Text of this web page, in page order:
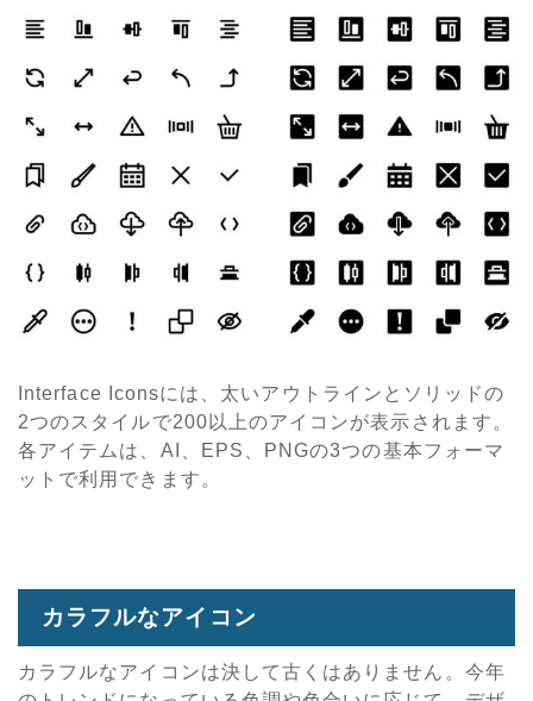
Interface Iconsには、太いアウトラインとソリッドの
2つのスタイルで200以上のアイコンが表示されます。
各アイテムは、AI、EPS、PNGの3つの基本フォーマ
ットで利用できます。
カラフルなアイコン
カラフルなアイコンは決して古くはありません。今年